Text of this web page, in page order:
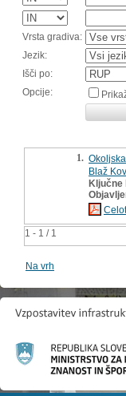
Vrsta gradiva:
Jezik:
Išči po:
Opcije:
1 - 1 / 1
1.
Blaž
Ključne
Na vrh